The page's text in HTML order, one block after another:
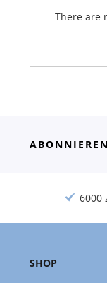
There are
6000
SHOP